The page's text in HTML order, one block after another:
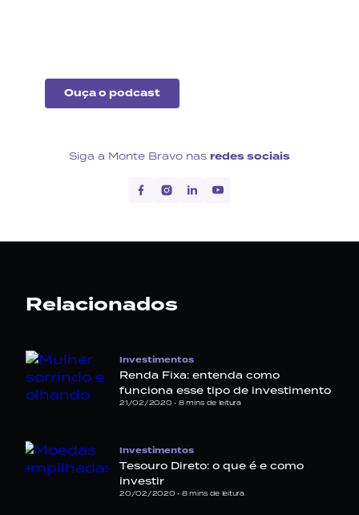
Ouça o podcast
Siga a Monte Bravo nas redes sociais
Relacionados
Investimentos
Renda Fixa: entenda como
funciona esse tipo de investimento
21/02/2020 • 8 mins de leitura
Investimentos
Tesouro Direto: o que é e como
investir
20/02/2020 • 8 mins de leitura